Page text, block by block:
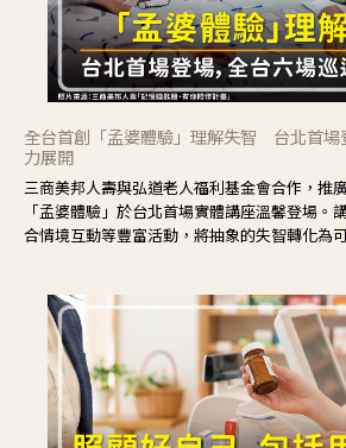
全台首創「孟婆體驗」理解失智 台北首場
力展開
三商美邦人壽與弘道老人福利基金會合作，推
「孟婆體驗」於台北首場實體講座溫馨登場。
合情境互動等豐富活動，將抽象的失智轉化為